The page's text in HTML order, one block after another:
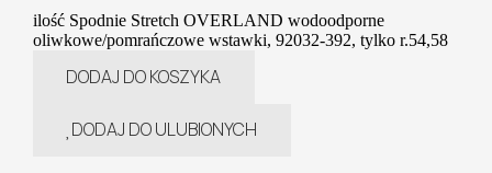
ilość Spodnie Stretch OVERLAND wodoodporne
oliwkowe/pomrańczowe wstawki, 92032-392, tylko r.54,58
DODAJ DO KOSZYKA
DODAJ DO ULUBIONYCH